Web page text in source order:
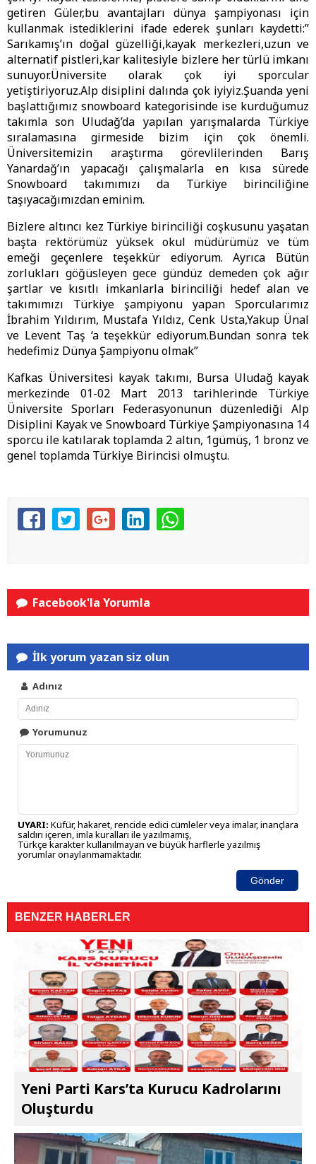
getiren Güler,bu avantajları dünya şampiyonası için
kullanmak istediklerini ifade ederek şunları kaydetti:”
Sarıkamış’ın doğal güzelliği,kayak merkezleri,uzun ve
alternatif pistleri,kar kalitesiyle bizlere her türlü imkanı
sunuyor.Üniversite olarak çok iyi sporcular
yetiştiriyoruz.Alp disiplini dalında çok iyiyiz.Şuanda yeni
başlattığımız snowboard kategorisinde ise kurduğumuz
takımla son Uludağ’da yapılan yarışmalarda Türkiye
sıralamasına girmeside bizim için çok önemli.
Üniversitemizin araştırma görevlilerinden Barış
Yanardağ’ın yapacağı çalışmalarla en kısa sürede
Snowboard takımımızı da Türkiye birinciliğine
taşıyacağımızdan eminim.
Bizlere altıncı kez Türkiye birinciliği coşkusunu yaşatan
başta rektörümüz yüksek okul müdürümüz ve tüm
emeği geçenlere teşekkür ediyorum. Ayrıca Bütün
zorlukları göğüsleyen gece gündüz demeden çok ağır
şartlar ve kısıtlı imkanlarla birinciliği hedef alan ve
takımımızı Türkiye şampiyonu yapan Sporcularımız
İbrahim Yıldırım, Mustafa Yıldız, Cenk Usta,Yakup Ünal
ve Levent Taş ‘a teşekkür ediyorum.Bundan sonra tek
hedefimiz Dünya Şampiyonu olmak”
Kafkas Üniversitesi kayak takımı, Bursa Uludağ kayak
merkezinde 01-02 Mart 2013 tarihlerinde Türkiye
Üniversite Sporları Federasyonunun düzenlediği Alp
Disiplini Kayak ve Snowboard Türkiye Şampiyonasına 14
sporcu ile katılarak toplamda 2 altın, 1gümüş, 1 bronz ve
genel toplamda Türkiye Birincisi olmuştu.
Facebook'la Yorumla
İlk yorum yazan siz olun
Adınız
Yorumunuz
UYARI: Küfür, hakaret, rencide edici cümleler veya imalar, inançlara
saldırı içeren, imla kuralları ile yazılmamış,
Türkçe karakter kullanılmayan ve büyük harflerle yazılmış
yorumlar onaylanmamaktadır.
Gönder
BENZER HABERLER
Yeni Parti Kars’ta Kurucu Kadrolarını
Oluşturdu